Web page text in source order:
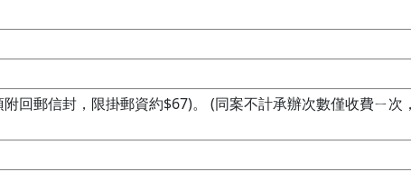
回郵信封，限掛郵資約$67)。 (同案不計承辦次數僅收費ㄧ次